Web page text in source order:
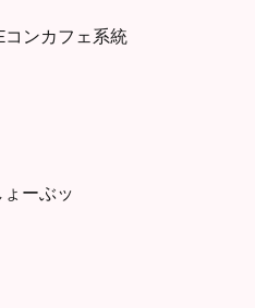
ンカフェ系統
ーぶッ